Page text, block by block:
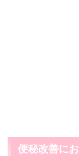
便秘改善に